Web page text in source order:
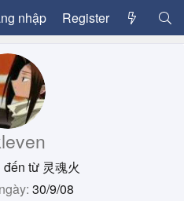
nhập Register
đến từ 灵魂火
30/9/08